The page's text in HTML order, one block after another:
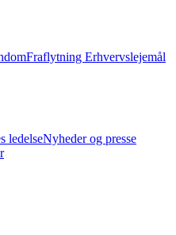
Fraflytning Erhvervslejemål
ledelseNyheder og presse